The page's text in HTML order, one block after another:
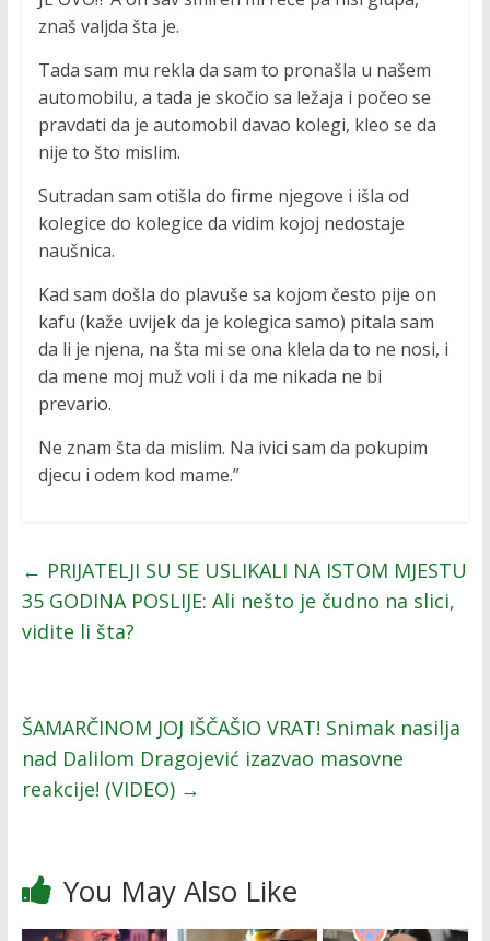
znaš valjda šta je.
Tada sam mu rekla da sam to pronašla u našem
automobilu, a tada je skočio sa ležaja i počeo se
pravdati da je automobil davao kolegi, kleo se da
nije to što mislim.
Sutradan sam otišla do firme njegove i išla od
kolegice do kolegice da vidim kojoj nedostaje
naušnica.
Kad sam došla do plavuše sa kojom često pije on
kafu (kaže uvijek da je kolegica samo) pitala sam
da li je njena, na šta mi se ona klela da to ne nosi, i
da mene moj muž voli i da me nikada ne bi
prevario.
Ne znam šta da mislim. Na ivici sam da pokupim
djecu i odem kod mame.”
← PRIJATELJI SU SE USLIKALI NA ISTOM MJESTU
35 GODINA POSLIJE: Ali nešto je čudno na slici,
vidite li šta?
ŠAMARČINOM JOJ IŠČAŠIO VRAT! Snimak nasilja
nad Dalilom Dragojević izazvao masovne
reakcije! (VIDEO) →
You May Also Like